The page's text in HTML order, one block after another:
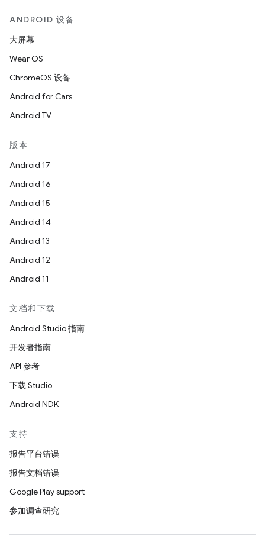
ANDROID 设备
大屏幕
Wear OS
ChromeOS 设备
Android for Cars
Android TV
版本
Android 17
Android 16
Android 15
Android 14
Android 13
Android 12
Android 11
文档和下载
Android Studio 指南
开发者指南
API 参考
下载 Studio
Android NDK
支持
报告平台错误
报告文档错误
Google Play support
参加调查研究